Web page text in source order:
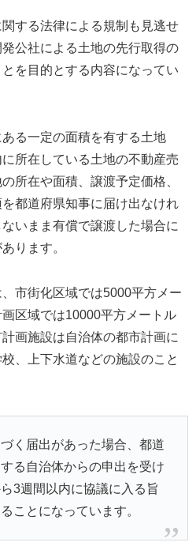
する法律による規制も見逃せ
公社による土地の先行取得の
を目的とする内容になってい
る一定の面積を有する土地
所在している土地の不動産売
所在や面積、譲渡予定価格、
都道府県知事に届け出なけれ
いまま有償で譲渡した場合に
ります。
市街化区域では5000平方メー
区域では10000平方メートル
画施設は自治体の都市計画に
、上下水道などの施設のこと
く届出があった場合、都道
る自治体からの申出を受け
3週間以内に協議に入る旨
ことになっています。